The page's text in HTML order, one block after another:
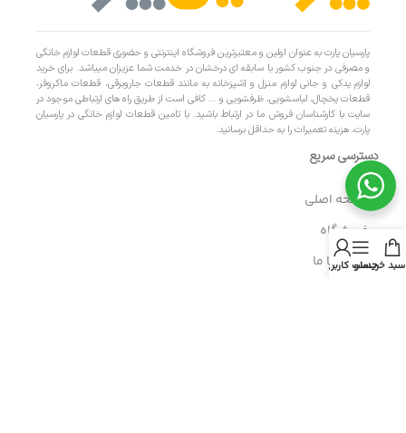
پارسیان پارت به عنوان اولین و معتبرترین فروشگاه اینترنتی و حضوری قطعات لوازم خانگی
و مصرفی در جنوب کشور با سابقه ای درخشان در خدمت شما عزیزان میباشد. برای خرید
لوازم یدکی و جانی لوازم منزل و آشپزخانه به مانند قطعات جاروبرقی، قطعات ماکروفر،
قطعات یخچال، لباسشویی، ظرفشویی و … کافی است از طریق راه های ارتباطی موجود در
سایت با کارشناسان فروش ما در ارتباط باشید. با تامین قطعات لوازم خانگی در پارسیان
پارت، هزینه تعمیرات را به حداقل برسانید.
دسترسی سریع
- صفحه اصلی
- فروشگاه
- تماس با ماسبد خریدمنو
حساب کاربری من